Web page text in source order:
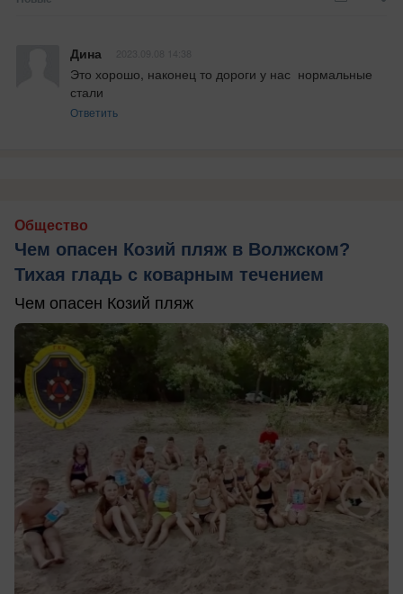
Дина
Это хорошо, наконец то дороги у нас  нормальные
стали
Ответить
Общество
Чем опасен Козий пляж в Волжском?
Тихая гладь с коварным течением
Чем опасен Козий пляж